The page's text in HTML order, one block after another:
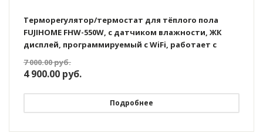
Терморегулятор/термостат для тёплого пола
FUJIHOME FHW-550W, с датчиком влажности, ЖК
дисплей, программируемый с WiFi, работает с
Яндекс Алисой
7 000.00руб.
4 900.00 руб.
Подробнее